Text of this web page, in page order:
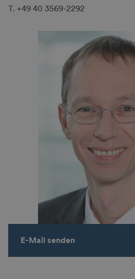
T. +49 40 3569-2292
E-Mail senden